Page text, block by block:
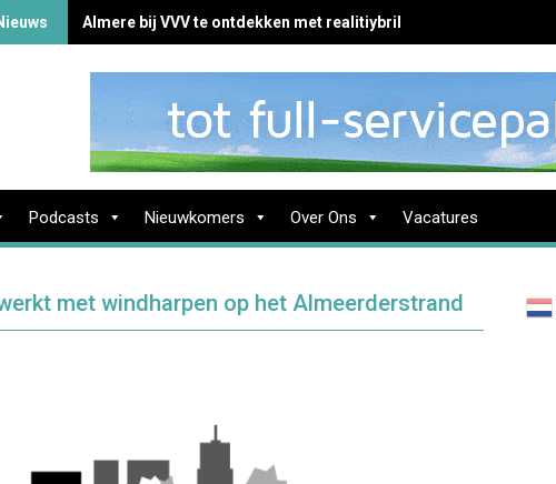
Almere bij VVV te ontdekken met realitiybril
Podcasts Nieuwkomers Over Ons Vacatures
met windharpen op het Almeerderstrand